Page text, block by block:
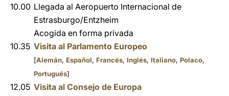
10.00 Llegada al Aeropuerto Internacional de
Estrasburgo/Entzheim
Acogida en forma privada
10.35 Visita al Parlamento Europeo
[Alemán, Español, Francés, Inglés, Italiano, Polaco,
Portugués]
12.05 Visita al Consejo de Europa